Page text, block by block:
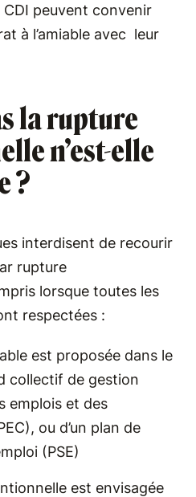
CDI peuvent convenir
à l’amiable avec leur
la rupture
n’est-elle
?
interdisent de recourir
rupture
lorsque toutes les
respectées :
est proposée dans le
collectif de gestion
emplois et des
ou d’un plan de
(PSE)
est envisagée